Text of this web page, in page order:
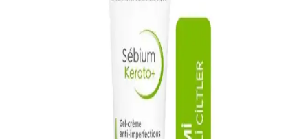
Alerji Kremleri ve Bepanthol Benzeri Ürünler: Cilt
Rahatsızlıklarına Çözüm Arayışları
Alerji kremleri, cilt tahrişi ve kızarıklığı hafifletir, Bepanthol gibi
ürünler cilt onarımını destekler, kullanımı ve dikkat edilmesi
Akne Problemi ve Cilt Jeli Kullanımı: Cilt Sağlığını